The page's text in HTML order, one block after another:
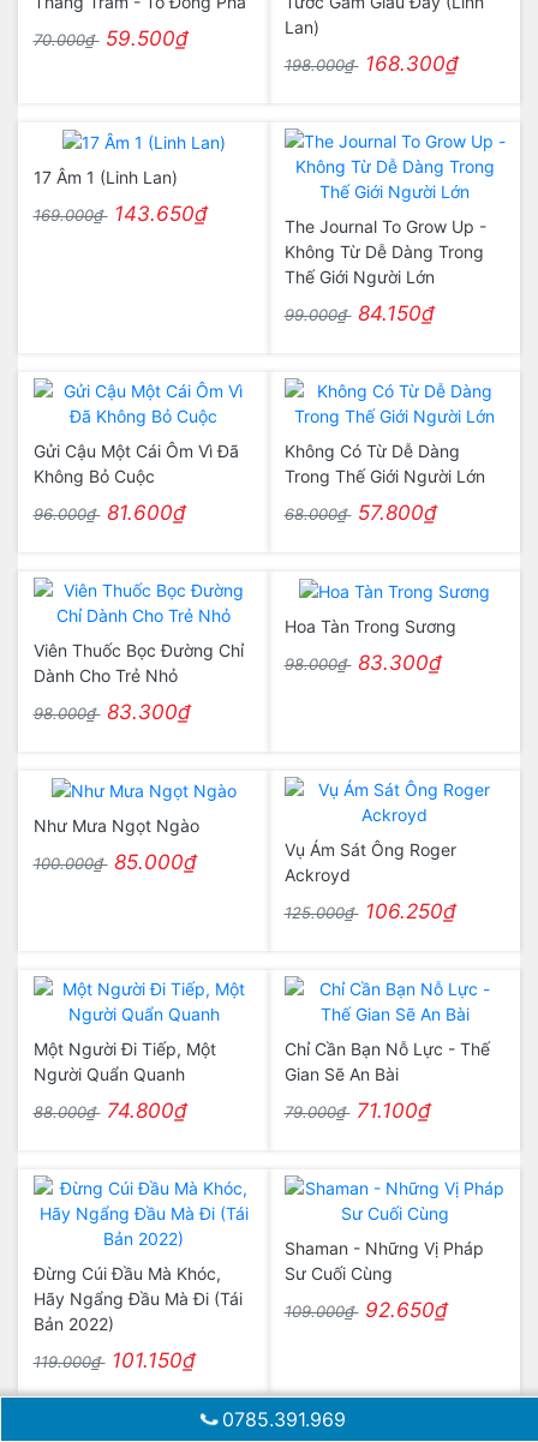
70.000₫ 59.500₫
Lan)
198.000₫ 168.300₫
17 Âm 1 (Linh Lan)
169.000₫ 143.650₫
The Journal To Grow Up -
Không Từ Dễ Dàng Trong
Thế Giới Người Lớn
99.000₫ 84.150₫
Gửi Cậu Một Cái Ôm Vì Đã
Không Bỏ Cuộc
96.000₫ 81.600₫
Không Có Từ Dễ Dàng
Trong Thế Giới Người Lớn
68.000₫ 57.800₫
Viên Thuốc Bọc Đường Chỉ
Dành Cho Trẻ Nhỏ
98.000₫ 83.300₫
Hoa Tàn Trong Sương
98.000₫ 83.300₫
Như Mưa Ngọt Ngào
100.000₫ 85.000₫
Vụ Ám Sát Ông Roger
Ackroyd
125.000₫ 106.250₫
Một Người Đi Tiếp, Một
Người Quẩn Quanh
88.000₫ 74.800₫
Chỉ Cần Bạn Nỗ Lực - Thế
Gian Sẽ An Bài
79.000₫ 71.100₫
Đừng Cúi Đầu Mà Khóc,
Hãy Ngẩng Đầu Mà Đi (Tái
Bản 2022)
119.000₫ 101.150₫
Shaman - Những Vị Pháp
Sư Cuối Cùng
109.000₫ 92.650₫
0785.391.969